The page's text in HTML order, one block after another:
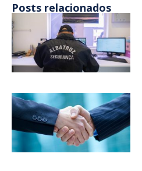
Posts relacionados